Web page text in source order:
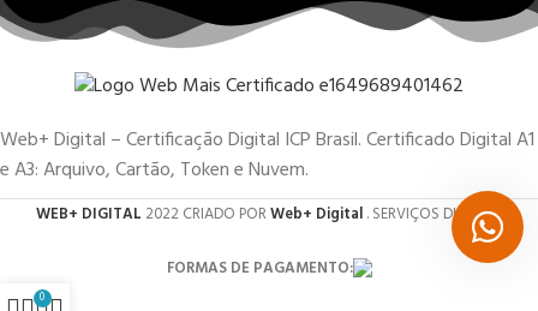
Web+ Digital – Certificação Digital ICP Brasil. Certificado Digital A1
e A3: Arquivo, Cartão, Token e Nuvem.
WEB+ DIGITAL 2022 CRIADO PORWeb+ Digital. SERVIÇOS DIGITAIS.
FORMAS DE PAGAMENTO:
0